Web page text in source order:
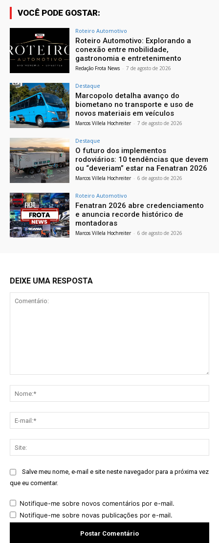
VOCÊ PODE GOSTAR:
Roteiro Automotivo
Roteiro Automotivo: Explorando a
conexão entre mobilidade,
gastronomia e entretenimento
Redação Frota News - 7 de agosto de 2026
Destaque
Marcopolo detalha avanço do
biometano no transporte e uso de
novos materiais em veículos
Marcos Villela Hochreiter - 7 de agosto de 2026
Destaque
O futuro dos implementos
rodoviários: 10 tendências que devem
ou “deveriam” estar na Fenatran 2026
Marcos Villela Hochreiter - 6 de agosto de 2026
Roteiro Automotivo
Fenatran 2026 abre credenciamento
e anuncia recorde histórico de
montadoras
Marcos Villela Hochreiter - 6 de agosto de 2026
DEIXE UMA RESPOSTA
Salve meu nome, e-mail e site neste navegador para a próxima vez
que eu comentar.
Notifique-me sobre novos comentários por e-mail.
Notifique-me sobre novas publicações por e-mail.